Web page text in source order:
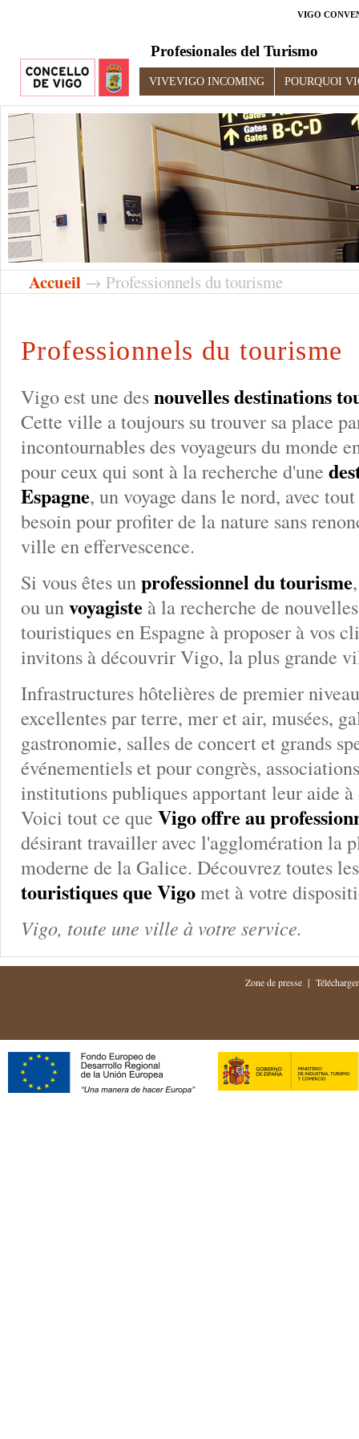
VIGO
Profesionales del Turismo
VIVEVIGO INCOMING POURQUOI
Accueil → Professionnels du tourisme
Professionnels du tourisme
Vigo est une desnouvelles destinations
Cette ville a toujours su trouver sa place
incontournables des voyageurs du monde
pour ceux qui sont à la recherche d'une
Espagne, un voyage dans le nord, avec
besoin pour profiter de la nature sans
ville en effervescence.
Si vous êtes unprofessionnel du tourisme
ou unvoyagiste à la recherche de
touristiques en Espagne à proposer à vos
invitons à découvrir Vigo, la plus grande
Infrastructures hôtelières de premier
excellentes par terre, mer et air, musées,
gastronomie, salles de concert et grands
événementiels et pour congrès,
institutions publiques apportant leur aide à
Voici tout ce que Vigo offre au
désirant travailler avec l'agglomération la
moderne de la Galice. Découvrez toutes
touristiques que Vigomet à votre
Vigo, toute une ville à votre service.
Zone de presse |